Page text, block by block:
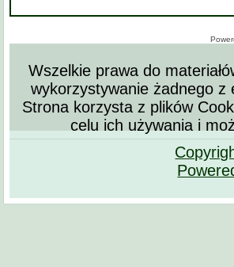
Wszelkie prawa do
wykorzystywanie żadnego
Strona korzysta z plików
celu ich używania i